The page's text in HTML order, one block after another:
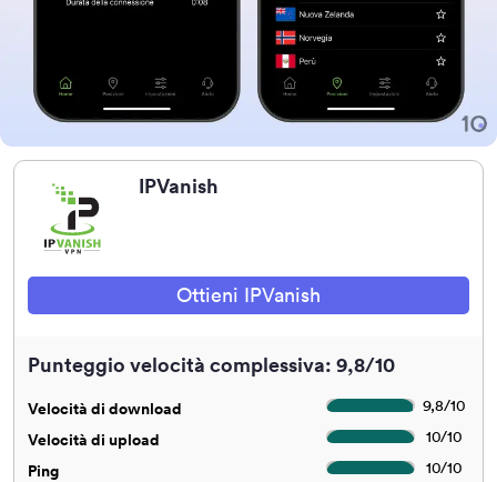
IPVanish
Ottieni IPVanish
Punteggio velocità complessiva: 9,8/10
Velocità di download 9,8/10
Velocità di upload
10/10
Ping
10/10